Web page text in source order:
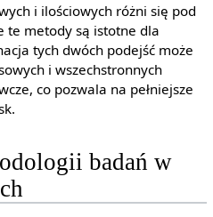
i ilościowych różni się pod
te metody są istotne dla
tych dwóch podejść może
i wszechstronnych
co pozwala na pełniejsze
badań w